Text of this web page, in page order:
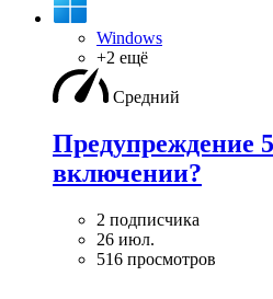
Windows
+2 ещё
Средний
Предупреждение
включении?
2 подписчика
26 июл.
516 просмотров